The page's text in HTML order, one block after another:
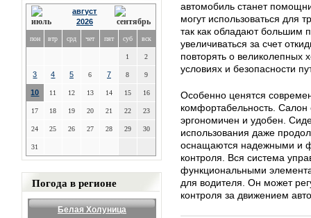
август
2026
пон втр срд чет пят суб вск
1 2
3 4 5 6 7 8 9
10 11 12 13 14 15 16
17 18 19 20 21 22 23
24 25 26 27 28 29 30
31
Погода в регионе
Белая Холуница
автомобиль станет
могут использоваться для
так как обладают большим
увеличиваться за счет
повторять о великолепных
условиях и безопасности
Особенно ценятся
комфортабельность.
эргономичен и удобен.
использования даже
оснащаются надежными и
контроля. Вся система
функциональными
для водителя. Он может
контроля за движением